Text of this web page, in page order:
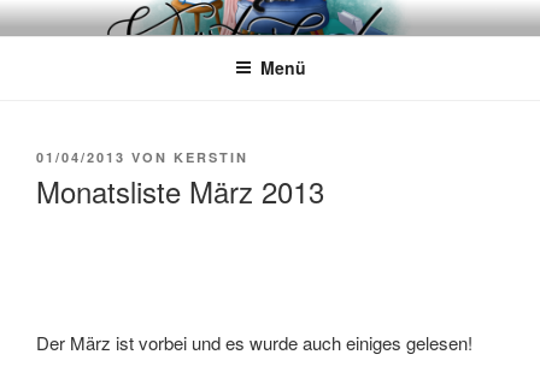
Zum
InhaltWÖRTERKATZE
Von Büchern erzählen
Menü
VERÖFFENTLICHT
01/04/2013 VON KERSTIN
Monatsliste März 2013
Der März ist vorbei und es wurde auch einiges gelesen!